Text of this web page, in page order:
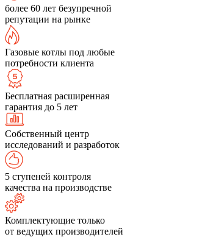
более 60 лет безупречной
репутации на рынке
Газовые котлы под любые
потребности клиента
Бесплатная расширенная
гарантия до 5 лет
Собственный центр
исследований и разработок
5 ступеней контроля
качества на производстве
Комплектующие только
от ведущих производителей